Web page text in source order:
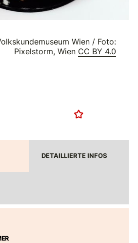
Wien / Foto:
Pixelstorm, Wien CC BY 4.0
DETAILLIERTE INFOS